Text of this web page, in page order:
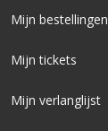
Mijn bestellingen
Mijn tickets
Mijn verlanglijst